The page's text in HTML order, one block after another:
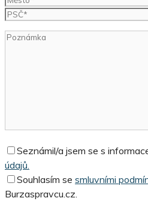
Seznámil/a jsem se s
údajů.
Souhlasím se smluvními
Burzaspravcu.cz.